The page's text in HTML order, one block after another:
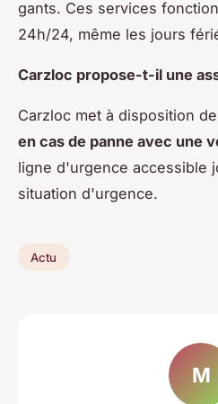
gants. Ces services
24h/24, même les jours
Carzloc propose-t-il une
Carzloc met à disposition
en cas de panne avec une
ligne d'urgence accessible
situation d'urgence.
Actu
M